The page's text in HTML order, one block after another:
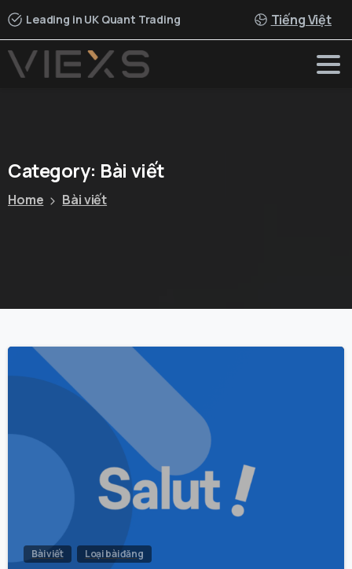
Leading in UK Quant Trading Tiếng Việt
Category: Bài viết
Home Bài viết
Bài viết Loại bài đăng